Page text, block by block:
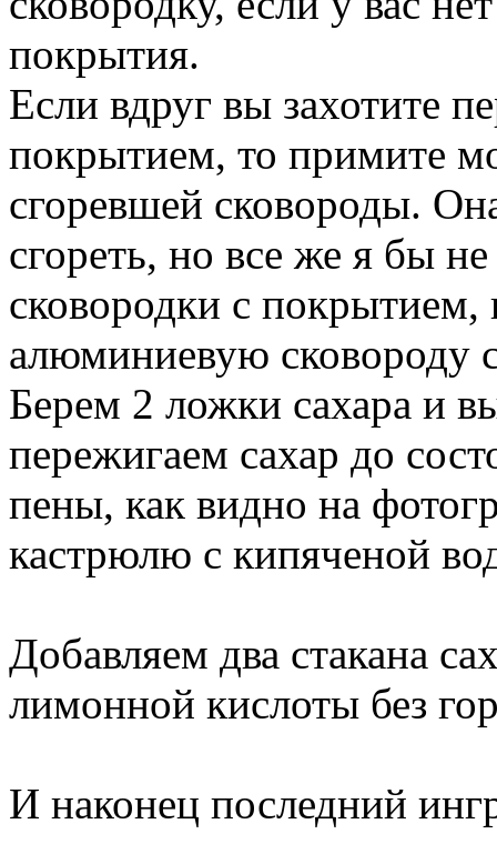
покрытия.
Если вдруг вы захотите
покрытием, то примите
сгоревшей сковороды.
сгореть, но все же я бы
сковородки с покрытием,
алюминиевую сковороду
Берем 2 ложки сахара и
пережигаем сахар до
пены, как видно на
кастрюлю с кипяченой
ложку лимонной кислоты
И наконец последний
чуть не полная, и